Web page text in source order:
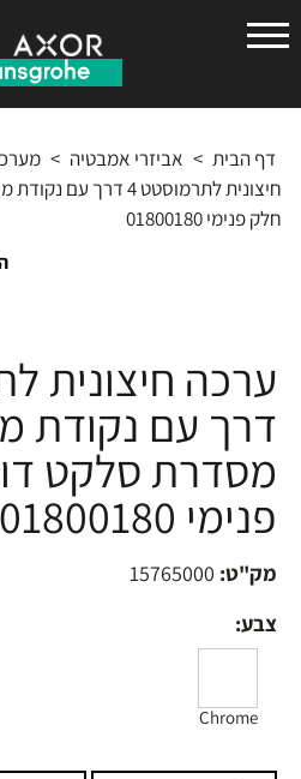
גרואה
דף הבית > אביזרי אמבטיה >
חיצונית לתרמוסטט 4
חלק פנימי 01800180
דרך עם נקודת
מסדרת סלקט
פנימי 01800180
מק"ט: 15765000
צבע:
Chrome